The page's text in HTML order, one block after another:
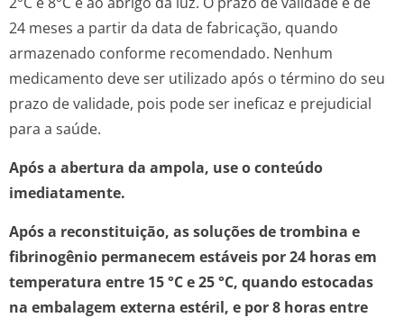
24 meses a partir da data de fabricação, quando
armazenado conforme recomendado. Nenhum
medicamento deve ser utilizado após o término do seu
prazo de validade, pois pode ser ineficaz e prejudicial
para a saúde.
Após a abertura da ampola, use o conteúdo
imediatamente.
Após a reconstituição, as soluções de trombina e
fibrinogênio permanecem estáveis por 24 horas em
temperatura entre 15 °C e 25 °C, quando estocadas
na embalagem externa estéril, e por 8 horas entre